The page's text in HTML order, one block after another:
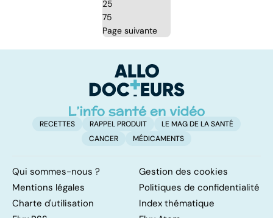
25
75
Page suivante
RECETTES RAPPEL PRODUIT
LE MAG DE LA SANTÉ
CANCER
MÉDICAMENTS
Qui sommes-nous ?
Gestion des cookies
Mentions légales
Politiques de confidentialité
Charte d'utilisation
Index thématique